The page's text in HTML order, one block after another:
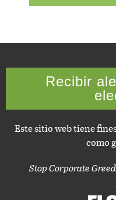
Recibir
Este sitio web tiene
como
Stop Corporate